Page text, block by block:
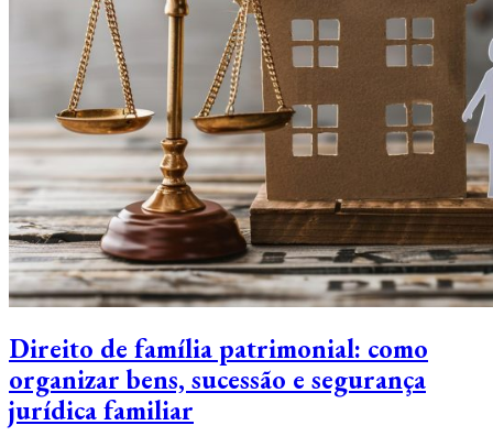
Direito de família patrimonial: como
organizar bens, sucessão e segurança
jurídica familiar